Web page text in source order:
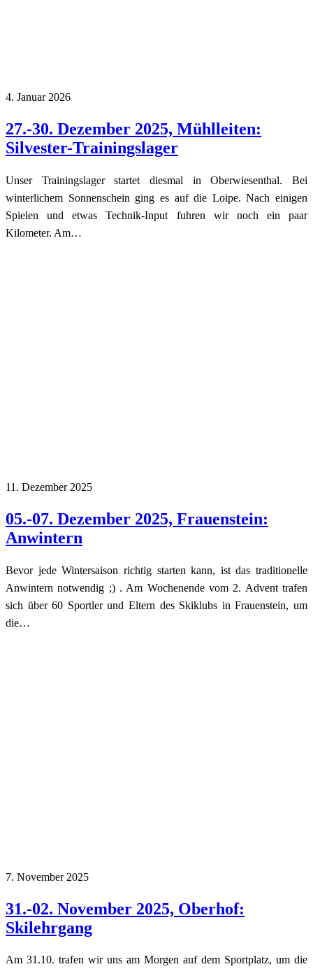
4. Januar 2026
27.-30. Dezember 2025, Mühlleiten:
Silvester-Trainingslager
Unser Trainingslager startet diesmal in Oberwiesenthal. Bei
winterlichem Sonnenschein ging es auf die Loipe. Nach einigen
Spielen und etwas Technik-Input fuhren wir noch ein paar
Kilometer. Am…
11. Dezember 2025
05.-07. Dezember 2025, Frauenstein:
Anwintern
Bevor jede Wintersaison richtig starten kann, ist das traditionelle
Anwintern notwendig ;) . Am Wochenende vom 2. Advent trafen
sich über 60 Sportler und Eltern des Skiklubs in Frauenstein, um
die…
7. November 2025
31.-02. November 2025, Oberhof:
Skilehrgang
Am 31.10. trafen wir uns am Morgen auf dem Sportplatz, um die